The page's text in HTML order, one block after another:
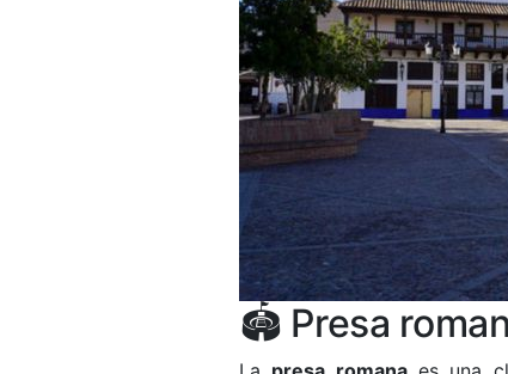
🏟️ Presa